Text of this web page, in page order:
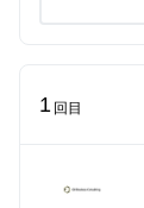
1 回目